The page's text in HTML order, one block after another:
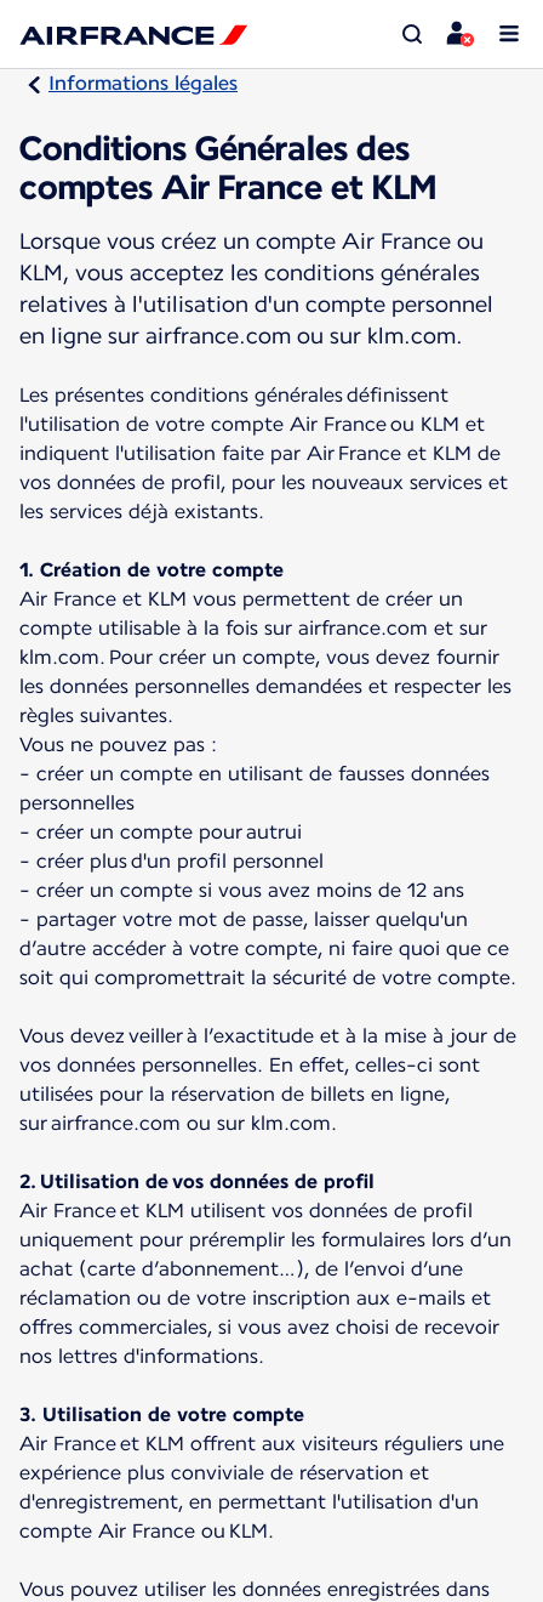
Informations légales
Conditions Générales des
comptes Air France et KLM
Lorsque vous créez un compte Air France ou
KLM, vous acceptez les conditions générales
relatives à l'utilisation d'un compte personnel
en ligne sur airfrance.com ou sur klm.com.
Les présentes conditions générales définissent
l'utilisation de votre compte Air France ou KLM et
indiquent l'utilisation faite par Air France et KLM de
vos données de profil, pour les nouveaux services et
les services déjà existants.
1. Création de votre compte
Air France et KLM vous permettent de créer un
compte utilisable à la fois sur airfrance.com et sur
klm.com. Pour créer un compte, vous devez fournir
les données personnelles demandées et respecter les
règles suivantes.
Vous ne pouvez pas :
- créer un compte en utilisant de fausses données
personnelles
- créer un compte pour autrui
- créer plus d'un profil personnel
- créer un compte si vous avez moins de 12 ans
- partager votre mot de passe, laisser quelqu'un
d’autre accéder à votre compte, ni faire quoi que ce
soit qui compromettrait la sécurité de votre compte.
Vous devez veiller à l’exactitude et à la mise à jour de
vos données personnelles. En effet, celles-ci sont
utilisées pour la réservation de billets en ligne,
sur airfrance.com ou sur klm.com.
2. Utilisation de vos données de profil
Air France et KLM utilisent vos données de profil
uniquement pour préremplir les formulaires lors d’un
achat (carte d’abonnement…), de l’envoi d’une
réclamation ou de votre inscription aux e-mails et
offres commerciales, si vous avez choisi de recevoir
nos lettres d'informations.
3. Utilisation de votre compte
Air France et KLM offrent aux visiteurs réguliers une
expérience plus conviviale de réservation et
d'enregistrement, en permettant l'utilisation d'un
compte Air France ou KLM.
Vous pouvez utiliser les données enregistrées dans